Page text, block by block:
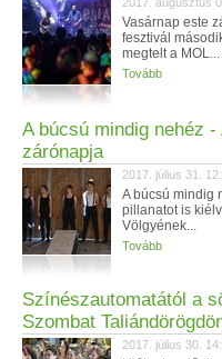
Vasárnap este
fesztivál
megtelt a MOL...
Tovább
A búcsú mindig nehéz
zárónapja
2017. július 31.
A búcsú mindig
pillanatot is
Völgyének...
Tovább
Színészautomatától a
Szombat
2017. július 30.